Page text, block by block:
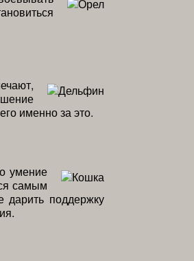
именно за это.
умение
самым
поддержку